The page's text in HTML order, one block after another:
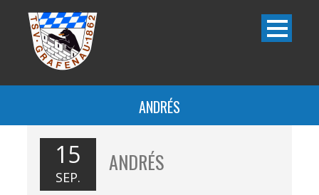
ANDRÉS
15
SEP.
ANDRÉS